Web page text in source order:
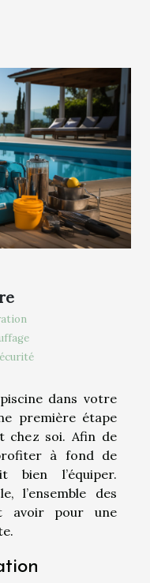
dans votre
première étape
chez soi. Afin de
à fond de
bien l’équiper.
l’ensemble des
avoir pour une